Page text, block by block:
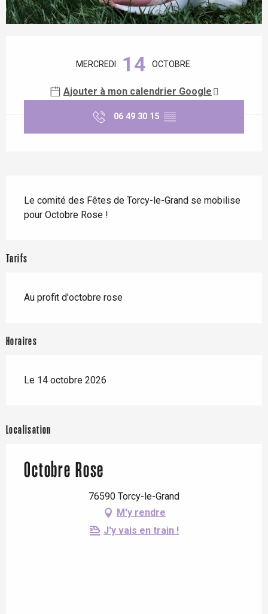
MERCREDI 14 OCTOBRE
Ajouter à mon calendrier Google
06 49 30 15 ▒▒
Le comité des Fêtes de Torcy-le-Grand se mobilise
pour Octobre Rose !
Tarifs
Au profit d'octobre rose
Horaires
Le 14 octobre 2026
Localisation
Octobre Rose
76590 Torcy-le-Grand
M'y rendre
J'y vais en train !